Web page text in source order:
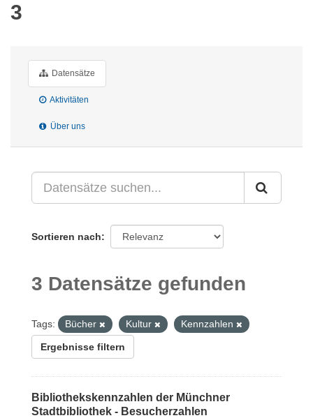
3
Datensätze
Aktivitäten
Über uns
Sortieren nach
3 Datensätze gefunden
Tags: Bücher Kultur Kennzahlen
Ergebnisse filtern
Bibliothekskennzahlen der Münchner
Stadtbibliothek - Besucherzahlen